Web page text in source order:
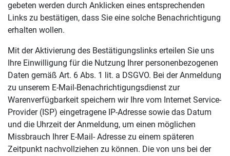
gebeten werden durch Anklicken eines entsprechenden
Links zu bestätigen, dass Sie eine solche Benachrichtigung
erhalten wollen.
Mit der Aktivierung des Bestätigungslinks erteilen Sie uns
Ihre Einwilligung für die Nutzung Ihrer personenbezogenen
Daten gemäß Art. 6 Abs. 1 lit. a DSGVO. Bei der Anmeldung
zu unserem E-Mail-Benachrichtigungsdienst zur
Warenverfügbarkeit speichern wir Ihre vom Internet Service-
Provider (ISP) eingetragene IP-Adresse sowie das Datum
und die Uhrzeit der Anmeldung, um einen möglichen
Missbrauch Ihrer E-Mail- Adresse zu einem späteren
Zeitpunkt nachvollziehen zu können. Die von uns bei der